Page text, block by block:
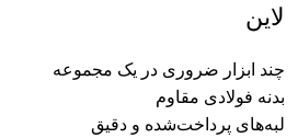
لاین
چند ابزار ضروری در یک مجموعه
بدنه فولادی مقاوم
لبه‌های پرداخت‌شده و دقیق